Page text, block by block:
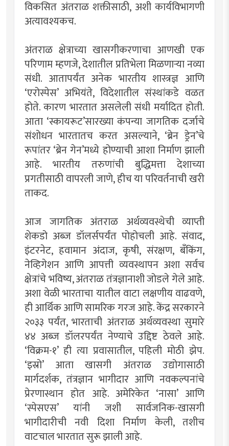
विकसित अंतराळ शक्तीसाठी, अशी कार्यविभागणी
अत्यावश्यकच.
अंतराळ क्षेत्राच्या खासगीकरणाचा आणखी एक
परिणाम म्हणजे, देशातील प्रतिभेला मिळणार्‍या नव्या
संधी. आतापर्यंत अनेक भारतीय शास्त्रज्ञ आणि
‘एरोस्पेस’ अभियंते, विदेशातील संस्थांकडे वळत
होते. कारण भारतात असलेली संधी मर्यादित होती.
आता ‘स्कायरूट’सारख्या कंपन्या जागतिक दर्जाचे
संशोधन भारतातच करत असल्याने, ‘ब्रेन ड्रेन’चे
रूपांतर ‘ब्रेन गेन’मध्ये होण्याची आशा निर्माण झाली
आहे. भारतीय तरुणांची बुद्धिमत्ता देशाच्या
प्रगतीसाठी वापरली जाणे, हीच या परिवर्तनाची खरी
ताकद.
आज जागतिक अंतराळ अर्थव्यवस्थेची व्याप्ती
शेकडो अब्ज डॉलर्सपर्यंत पोहोचली आहे. संवाद,
इंटरनेट, हवामान अंदाज, कृषी, संरक्षण, बँकिंग,
नेव्हिगेशन आणि आपत्ती व्यवस्थापन अशा सर्वच
क्षेत्रांचे भविष्य, अंतराळ तंत्रज्ञानाशी जोडले गेले आहे.
अशा वेळी भारताचा यातील वाटा लक्षणीय वाढवणे,
ही आर्थिक आणि सामरिक गरज आहे. केंद्र सरकारने
२०३३ पर्यंत, भारताची अंतराळ अर्थव्यवस्था सुमारे
४४ अब्ज डॉलरपर्यंत नेण्याचे उद्दिष्ट ठेवले आहे.
‘विक्रम-१’ ही त्या प्रवासातील, पहिली मोठी झेप.
‘इस्रो’ आता खासगी अंतराळ उद्योगासाठी
मार्गदर्शक, तंत्रज्ञान भागीदार आणि नवकल्पनांचे
प्रेरणास्थान होत आहे. अमेरिकेत ‘नासा’ आणि
‘स्पेसएस’ यांनी जशी सार्वजनिक-खासगी
भागीदारीची नवी दिशा निर्माण केली, तशीच
वाटचाल भारतात सुरू झाली आहे.